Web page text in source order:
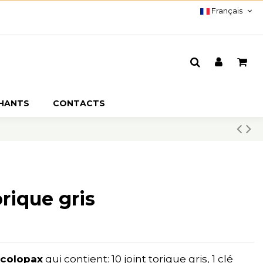
Français
CONTACTS
gris
qui contient: 10 joint torique gris, 1 clé